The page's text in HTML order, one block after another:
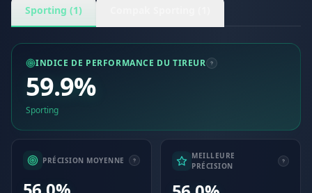
Sporting (1)
INDICE DE PERFORMANCE DU TIREUR
59.9%
Sporting
PRÉCISION MOYENNE
MEILLEURE
PRÉCISION